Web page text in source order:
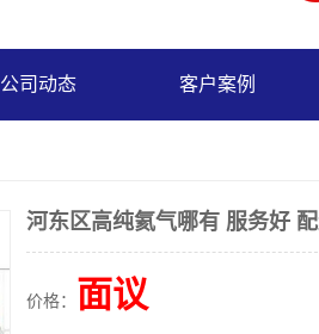
公司动态 客户案例
河东区高纯氦气哪有 服务好
价格： 面议